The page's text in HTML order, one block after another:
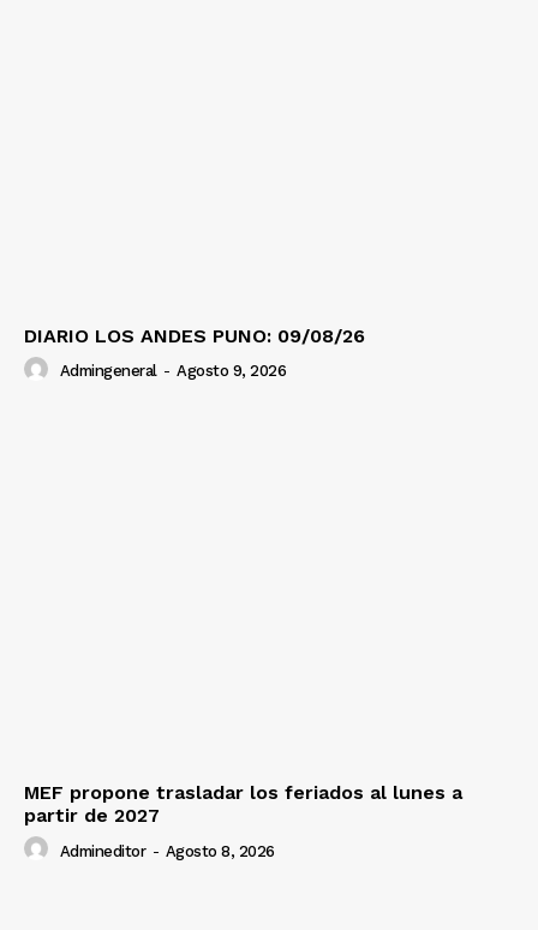
DIARIO LOS ANDES PUNO: 09/08/26
Admingeneral - Agosto 9, 2026
MEF propone trasladar los feriados al lunes a
partir de 2027
Admineditor - Agosto 8, 2026